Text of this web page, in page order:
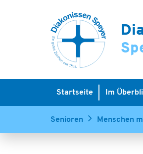
Startseite Im
Senioren Menschen